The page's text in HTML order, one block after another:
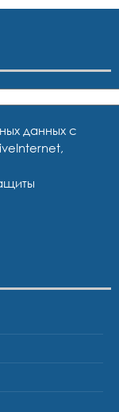
данных с